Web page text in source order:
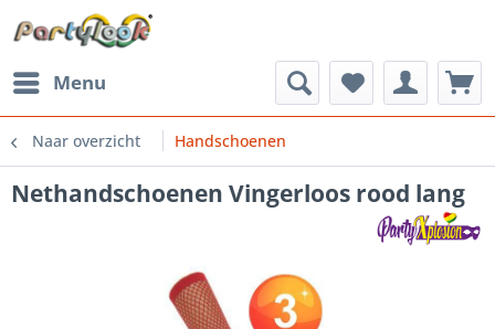
Menu
Naar overzicht Handschoenen
Nethandschoenen Vingerloos rood lang